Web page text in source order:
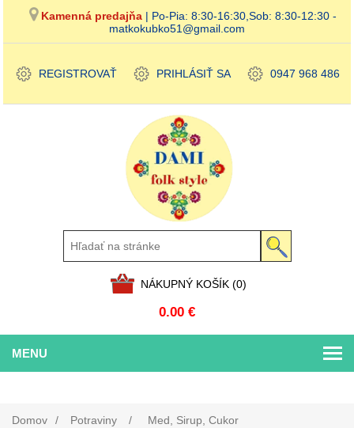
Kamenná predajňa | Po-Pia: 8:30-16:30,Sob: 8:30-12:30 -
matkokubko51@gmail.com
REGISTROVAŤ PRIHLÁSIŤ SA 0947 968 486
NÁKUPNÝ KOŠÍK (0)
0.00 €
MENU
Domov / Potraviny / Med, Sirup, Cukor